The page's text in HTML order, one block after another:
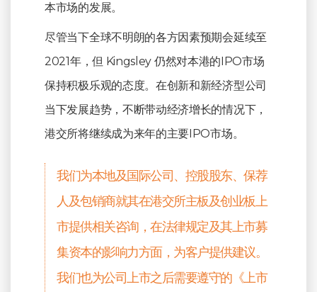
本市场的发展。
尽管当下全球不明朗的各方因素预期会延续至
2021年，但 Kingsley 仍然对本港的IPO市场
保持积极乐观的态度。在创新和新经济型公司
当下发展趋势，不断带动经济增长的情况下，
港交所将继续成为来年的主要IPO市场。
我们为本地及国际公司、控股股东、保荐
人及包销商就其在港交所主板及创业板上
市提供相关咨询，在法律规定及其上市募
集资本的影响力方面，为客户提供建议。
我们也为公司上市之后需要遵守的《上市